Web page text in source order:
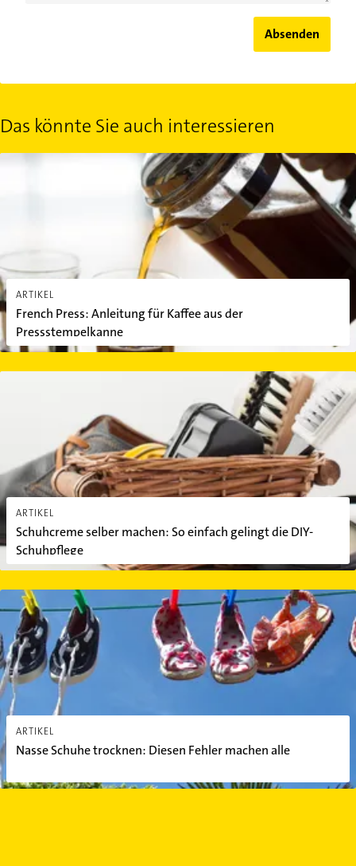
Absenden
Das könnte Sie auch interessieren
ARTIKEL
French Press: Anleitung für Kaffee aus der
Pressstempelkanne
French Press: Anleitung für Kaffee aus der Pressstempelkanne
ARTIKEL
Schuhcreme selber machen: So einfach gelingt die DIY-
Schuhpflege
Schuhcreme selber machen: So einfach gelingt die DIY-
ARTIKEL
Nasse Schuhe trocknen: Diesen Fehler machen alle
Nasse Schuhe trocknen: Diesen Fehler machen alle